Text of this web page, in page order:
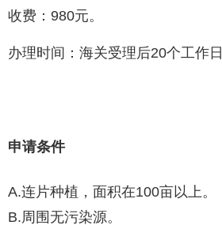
收费：980元。
办理时间：海关受理后20个工作日
申请条件
A.连片种植，面积在100亩以上。
B.周围无污染源。